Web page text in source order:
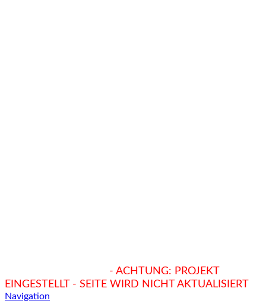
- ACHTUNG: PROJEKT
EINGESTELLT - SEITE WIRD NICHT AKTUALISIERT
Navigation